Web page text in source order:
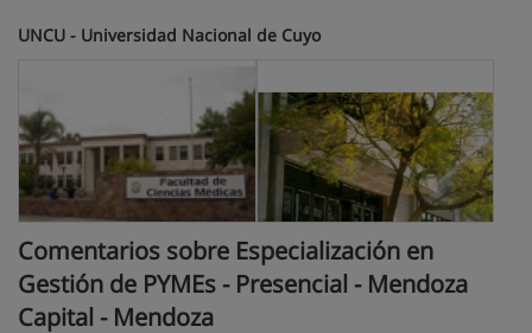
UNCU - Universidad Nacional de Cuyo
Comentarios sobre Especialización en
Gestión de PYMEs - Presencial - Mendoza
Capital - Mendoza